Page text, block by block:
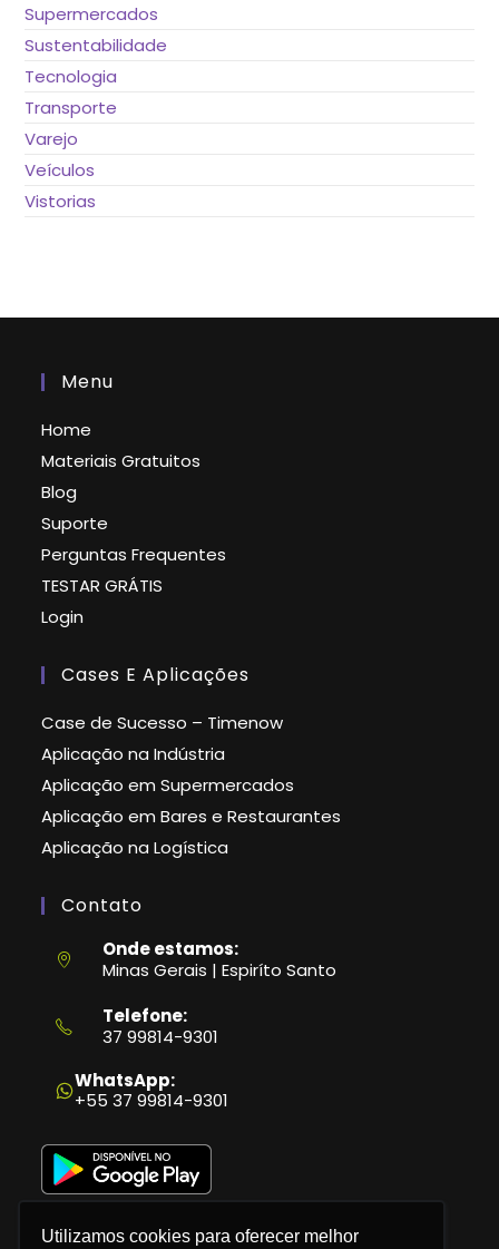
Utilizamos cookies para oferecer melhor
Supermercados
Sustentabilidade
Tecnologia
Transporte
Varejo
Veículos
Vistorias
Menu
Home
Materiais Gratuitos
Blog
Suporte
Perguntas Frequentes
TESTAR GRÁTIS
Login
Cases E Aplicações
Case de Sucesso – Timenow
Aplicação na Indústria
Aplicação em Supermercados
Aplicação em Bares e Restaurantes
Aplicação na Logística
Contato
Onde estamos:
Minas Gerais | Espiríto Santo
Telefone:
37 99814-9301
em
seu
aplicativo
WhatsApp:
+55 37 99814-9301